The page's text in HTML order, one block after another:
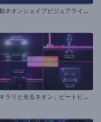
脈
動ネオンシェイプビジュアライザー
「
キラリと光るネオン」ビートビジュアライザー